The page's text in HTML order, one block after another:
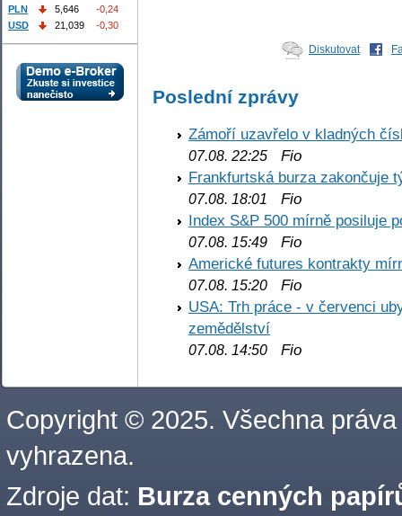
Diskutovat
Poslední zprávy
Zámoří uzavřelo v kladných
07.08. 22:25 Fio
Frankfurtská burza zakončuje
07.08. 18:01
Fio
Index S&P 500 mírně posiluje
07.08. 15:49 Fio
Americké futures kontrakty
07.08. 15:20 Fio
USA: Trh práce - v červenci
zemědělství
07.08. 14:50 Fio
PLN
5,646
-0,24
USD
21,039 -0,30
Copyright © 2025. Všechna práva
vyhrazena.
Zdroje dat: Burza cenných